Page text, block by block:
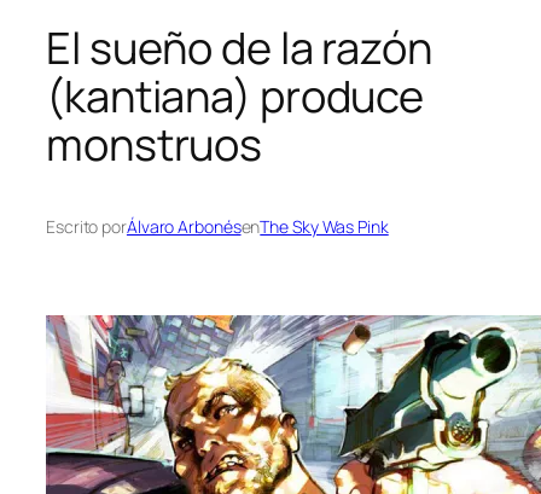
El sueño de la razón
(kantiana) produce
monstruos
Escrito porÁlvaro ArbonésenThe Sky Was Pink